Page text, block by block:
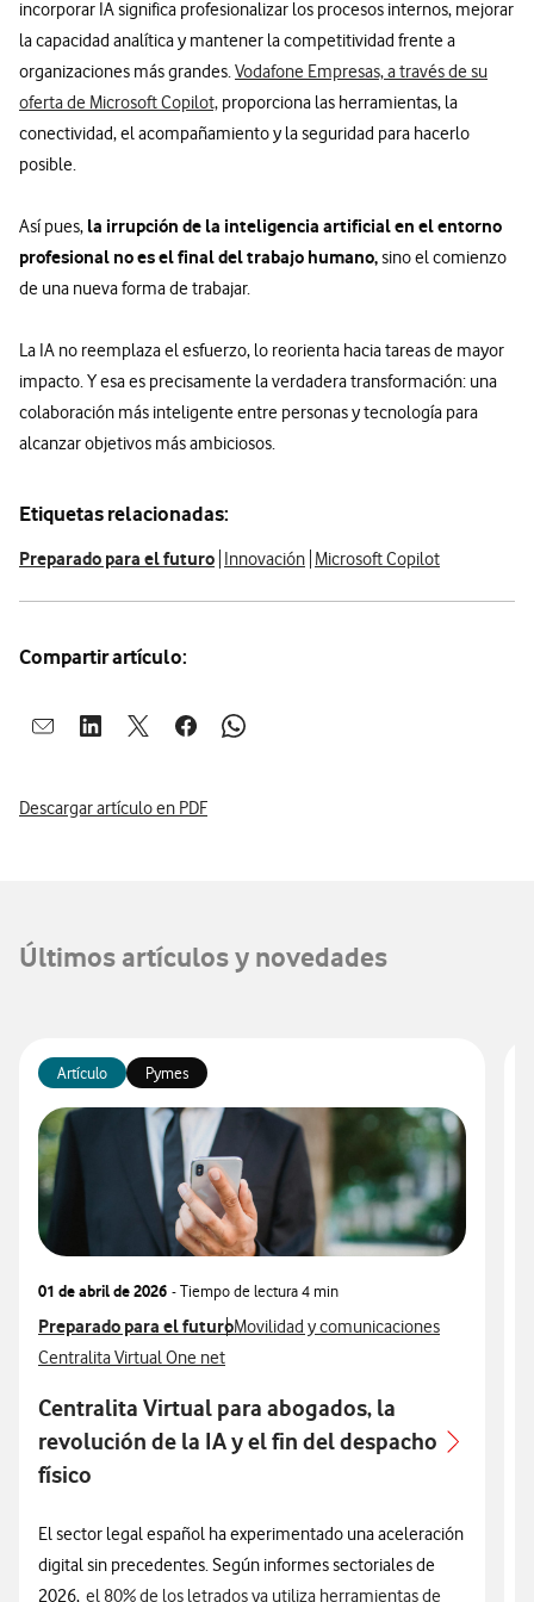
incorporar IA significa profesionalizar los procesos internos, mejorar
la capacidad analítica y mantener la competitividad frente a
organizaciones más grandes.Vodafone Empresas, a través de su
oferta de Microsoft Copilot, proporciona las herramientas, la
conectividad, el acompañamiento y la seguridad para hacerlo
posible.
Así pues, la irrupción de la inteligencia artificial en el entorno
profesional no es el final del trabajo humano,sino el comienzo
de una nueva forma de trabajar.
La IA no reemplaza el esfuerzo, lo reorienta hacia tareas de mayor
impacto. Y esa es precisamente la verdadera transformación: una
colaboración más inteligente entre personas y tecnología para
alcanzar objetivos más ambiciosos.
Etiquetas relacionadas:
Preparado para el futuro Innovación Microsoft Copilot
Compartir artículo:
Abrir ventana para compartir en mail
Abrir ventana para compartir en linkedin
Abrir ventana para compartir en twitter
Abrir ventana para compartir en facebook
Abrir ventana para compartir en
Descargar artículo en PDF
Últimos artículos y novedades
Artículo Pymes
01 de abril de 2026 - Tiempo de lectura4 min
Ver más articulos relacionados con
Preparado para el futuroVer más artículos con
Movilidad y comunicaciones
Ver más artículos con
Centralita Virtual One net
Centralita Virtual para abogados, la
revolución de la IA y el fin del despacho
físico
El sector legal español ha experimentado una aceleración
digital sin precedentes. Según informes sectoriales de
2026, el 80% de los letrados ya utiliza herramientas de